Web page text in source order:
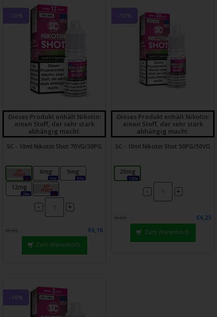
-10%
Dieses Produkt enhält Nikotin:
einen Stoff, der sehr stark
abhängig macht.
SC - 10ml Nikotin Shot 70VG/30PG
3mg
0x
6mg
56x
9mg
97x
12mg
39x
18mg
0x
- +
€6,85
€6,16
Zum Warenkorb
-10%
Dieses Produkt enhält Nikotin:
einen Stoff, der sehr stark
abhängig macht.
SC - 10ml Nikotin Shot 50PG/50VG
20mg
130x
- +
€6,95
€6,25
Zum Warenkorb
-10%